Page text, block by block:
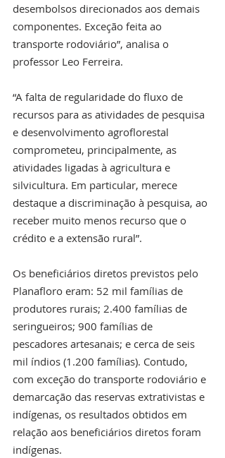
desembolsos direcionados aos demais
componentes. Exceção feita ao
transporte rodoviário”, analisa o
professor Leo Ferreira.
“A falta de regularidade do fluxo de
recursos para as atividades de pesquisa
e desenvolvimento agroflorestal
comprometeu, principalmente, as
atividades ligadas à agricultura e
silvicultura. Em particular, merece
destaque a discriminação à pesquisa, ao
receber muito menos recurso que o
crédito e a extensão rural”.
Os beneficiários diretos previstos pelo
Planafloro eram: 52 mil famílias de
produtores rurais; 2.400 famílias de
seringueiros; 900 famílias de
pescadores artesanais; e cerca de seis
mil índios (1.200 famílias). Contudo,
com exceção do transporte rodoviário e
demarcação das reservas extrativistas e
indígenas, os resultados obtidos em
relação aos beneficiários diretos foram
indígenas.